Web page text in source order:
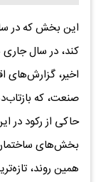
کند، در سال
اخیر،
صنعت، که
حاکی از رکود در
بخش‌های
همین روند،